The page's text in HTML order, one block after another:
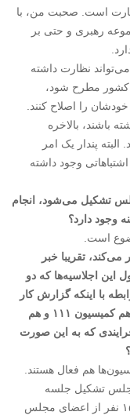
است. صحبت من، با
رهبری و حتی بر
نظارت داشته
کشور مطرح شود،
را اصلاح کنند.
باشند، بالاخره
پندار یک امر
وجود داشته
تشکیل می‌شود، انجام
وجود دارد؟
تقریبا خبر
این اجلاسیه‌ها که دو
با اینکه گزارش کار
بدهند از فعالیت‌هایی که کمیسیون‌ها دارند؛ حالا هم کمیسیون ۱۱۱ و هم
که به این صورت
هم فعال هستند.
مجلس تشکیل جلسه
می‌دهد. در اینجا با پیشنهاد هیأت‌رئیسه یا ۱۰ تا ۱۵ نفر از اعضای مجلس